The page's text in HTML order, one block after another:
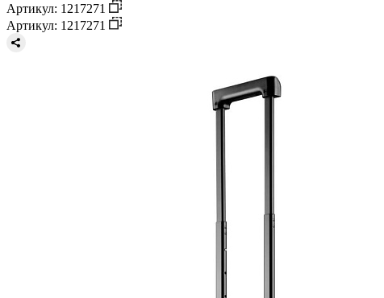
Артикул: 1217271
Артикул: 1217271